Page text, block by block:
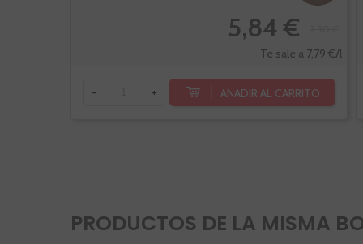
5,84 €
Te sale a 7,79 €/l
- + AÑADIR AL CARRITO
PRODUCTOS DE LA MISMA